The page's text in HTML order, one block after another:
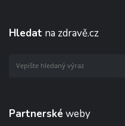
Hledat na zdravě.cz
Partnerské weby